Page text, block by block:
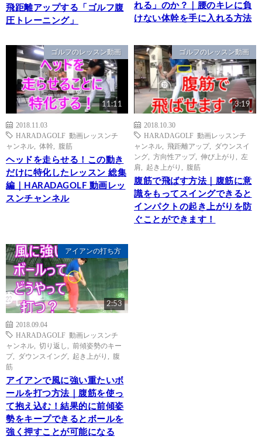
飛距離アップする「ゴルフ腹
圧トレーニング」
れる」のか？｜腰のキレに負
けない体幹を手に入れる方法
ゴルフのレッスン動画
11:11
2018.11.03
HARADAGOLF 動画レッスンチ
ャンネル
体幹 腹筋
ヘッドを走らせる！この動き
だけに特化したレッスン 総集
編｜HARADAGOLF 動画レッ
スンチャンネル
ゴルフのレッスン動画
3:19
2018.10.30
HARADAGOLF 動画レッスンチ
ャンネル
飛距離アップ, ダウンスイ
ング
方向性アップ, 伸び上がり
左
肩
起き上がり 腹筋
腹筋で飛ばす方法｜腹筋に意
識をもってスイングできると
インパクトの起き上がりを防
ぐことができます！
アイアンの打ち方
2:53
2018.09.04
HARADAGOLF 動画レッスンチ
ャンネル
切り返し
前傾姿勢のキー
プ, ダウンスイング 起き上がり
腹
筋
アイアンで風に強い重たいボ
ールを打つ方法｜腹筋を使っ
て抱え込む！結果的に前傾姿
勢をキープできるとボールを
強く押すことが可能になる